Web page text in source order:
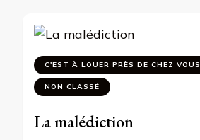
C'EST À LOUER PRÈS DE CHEZ VOUS
NON CLASSÉ
La malédiction